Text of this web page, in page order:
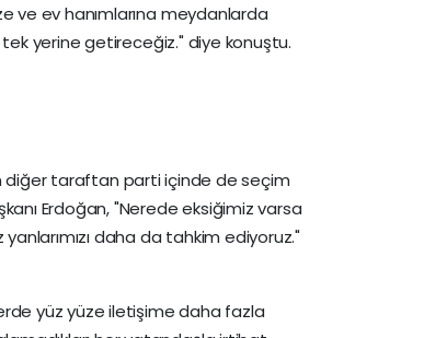
ve ev hanımlarına meydanlarda
tek yerine getireceğiz." diye konuştu.
diğer taraftan parti içinde de seçim
Erdoğan, "Nerede eksiğimiz varsa
daha da tahkim ediyoruz."
yüz yüze iletişime daha fazla